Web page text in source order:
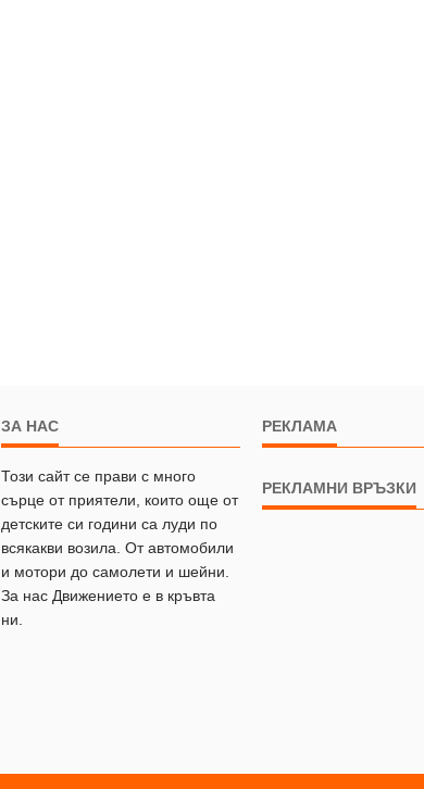
ЗА НАС
Този сайт се прави с много
сърце от приятели, които още от
детските си години са луди по
всякакви возила. От автомобили
и мотори до самолети и шейни.
За нас Движението е в кръвта
ни.
РЕКЛАМА
РЕКЛАМНИ ВРЪЗКИ